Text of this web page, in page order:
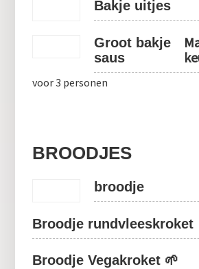
Bakje uitjes
Groot bakje
saus
voor 3 personen
BROODJES
broodje
Broodje rundvleeskroket
Broodje Vegakroket 🌱